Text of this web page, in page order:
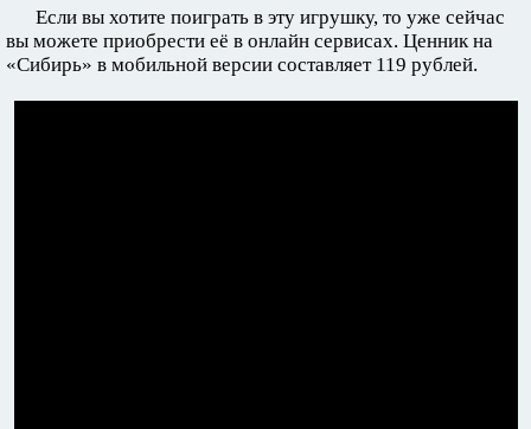
Если вы хотите поиграть в эту игрушку, то уже сейчас
вы можете приобрести её в онлайн сервисах. Ценник на
«Сибирь» в мобильной версии составляет 119 рублей.